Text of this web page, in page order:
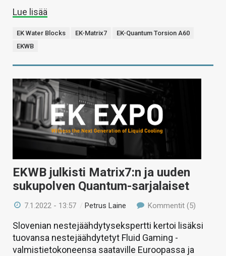
Lue lisää
EK Water Blocks EK-Matrix7
EK-Quantum Torsion A60
EKWB
EKWB julkisti Matrix7:n ja uuden
sukupolven Quantum-sarjalaiset
7.1.2022 - 13:57 /Petrus Laine Kommentit (5)
Slovenian nestejäähdytysekspertti kertoi lisäksi
tuovansa nestejäähdytetyt Fluid Gaming -
valmistietokoneensa saataville Euroopassa ja